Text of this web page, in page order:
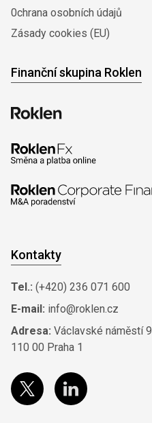
0chrana osobních údajů
Zásady cookies (EU)
Finanční skupina Roklen
Kontakty
Tel.: (+420) 236 071 600
E-mail: info@roklen.cz
Adresa: Václavské náměstí 9
110 00 Praha 1